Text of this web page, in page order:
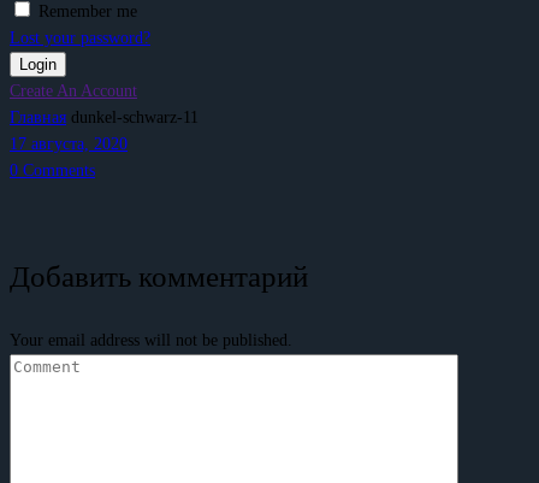
Remember me
Lost your password?
Create An Account
Главная dunkel-schwarz-11
17 августа, 2020
0 Comments
Добавить комментарий
Your email address will not be published.